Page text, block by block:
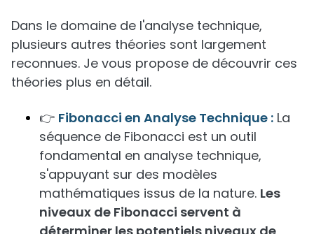
Dans le domaine de l'analyse technique,
plusieurs autres théories sont largement
reconnues. Je vous propose de découvrir ces
théories plus en détail.
👉 Fibonacci en Analyse Technique : La
séquence de Fibonacci est un outil
fondamental en analyse technique,
s'appuyant sur des modèles
mathématiques issus de la nature. Les
niveaux de Fibonacci servent à